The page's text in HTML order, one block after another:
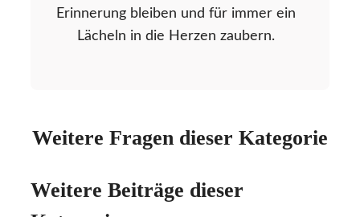
Erinnerung bleiben und für immer ein
Lächeln in die Herzen zaubern.
Weitere Fragen dieser Kategorie
Weitere Beiträge dieser